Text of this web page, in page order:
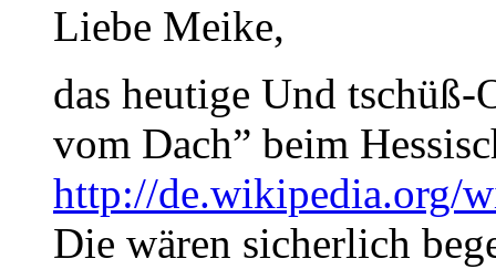
Liebe Meike,
das heutige Und
vom Dach” beim
http://de.wikipedia.org/
Die wären sicherlich